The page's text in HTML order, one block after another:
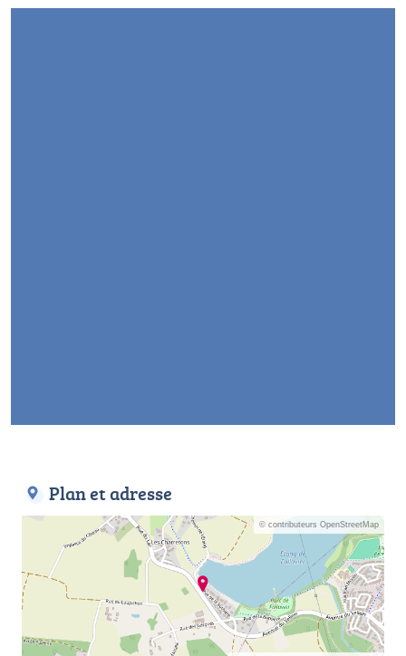
Plan et adresse
© contributeurs OpenStreetMap